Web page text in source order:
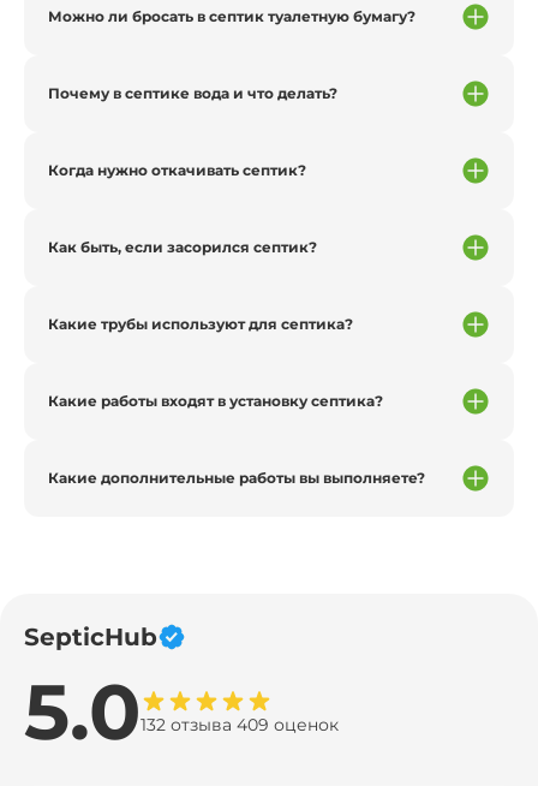
Можно ли бросать в септик туалетную бумагу?
Почему в септике вода и что делать?
Когда нужно откачивать септик?
Как быть, если засорился септик?
Какие трубы используют для септика?
Какие работы входят в установку септика?
Какие дополнительные работы вы выполняете?
SepticHub
5.0132 отзыва 409 оценок